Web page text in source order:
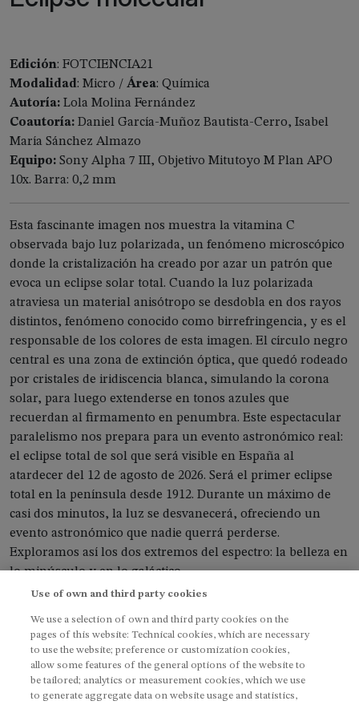
Edición: FOTCIENCIA21
Modalidad: Micro / Área: Química
Autoría: Lola Molina Fernández
Coautoría: Daniel García-Muñoz Bautista-Cerro, Isabel
María Sánchez Almazo
Equipo: Sony Alpha 7 III, Objetivo Mitutoyo M Plan APO
10x. Barra: 0,2 mm
Esta fascinante imagen nos muestra la vitamina C
observada bajo luz polarizada, un fenómeno microscópico
donde la cristalización ha creado por azar un patrón que
evoca un eclipse solar total. Cuando la luz polarizada
atraviesa un material anisótropo se desdobla en dos rayos
distintos, fenómeno conocido como birrefringencia, y es el
responsable de los colores de esta imagen. El círculo negro
central es una zona de extinción óptica, que quedó rodeado
por cristales de iridiscencia blanca, simulando la corona
solar, para luego extenderse en tonos azules que
recuerdan al firmamento en penumbra. Este espectacular
paralelismo nos prepara para un evento astronómico real:
el eclipse total de sol que será visible en España al
atardecer del 12 de agosto de 2026. Será el primer eclipse
total en la península desde 1912. Durante un máximo de
casi dos minutos, la luz se desvanecerá, ofreciendo un
evento astronómico que nadie querrá perderse.
Exploramos así los dos extremos del espectro: la belleza en
lo minúsculo y en lo galáctico.
Contacto Escúchanos
Use of own and third party cookies
We use a selection of own and third party cookies on the
pages of this website: Technical cookies, which are necessary
to use the website; preference or customization cookies,
allow some features of the general options of the website to
be tailored; analytics or measurement cookies, which we use
to generate aggregate data on website usage and statistics,